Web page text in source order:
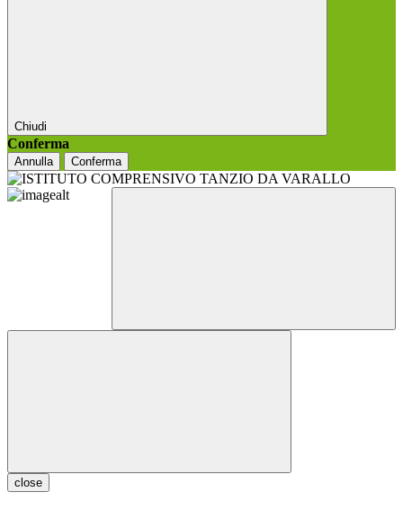
Chiudi
Conferma
Annulla Conferma
close